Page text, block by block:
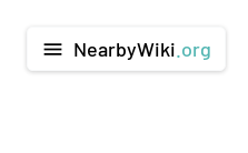
menu NearbyWiki .org